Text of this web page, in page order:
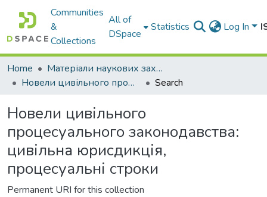
Communities
&
Collections
All of
DSpace
Statistics Log In
Home
Матеріали наукових заходів
Новели цивільного процесуального законодавства: цивільна юрисдикція, процесуальні строки
Search
Новели цивільного
процесуального законодавства:
цивільна юрисдикція,
процесуальні строки
Permanent URI for this collection